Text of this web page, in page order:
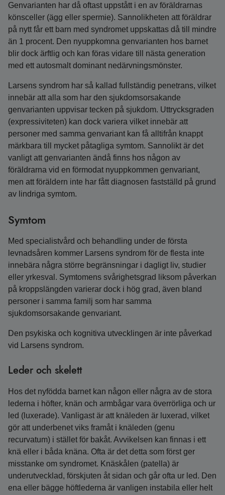
Genvarianten har då oftast uppstått i en av föräldrarnas
könsceller (ägg eller spermie). Sannolikheten att föräldrar
på nytt får ett barn med syndromet uppskattas då till mindre
än 1 procent. Den nyuppkomna genvarianten hos barnet
blir dock ärftlig och kan föras vidare till nästa generation
med ett autosmalt dominant nedärvningsmönster.
Larsens syndrom har så kallad fullständig penetrans, vilket
innebär att alla som har den sjukdomsorsakande
genvarianten uppvisar tecken på sjukdom. Uttrycksgraden
(expressiviteten) kan dock variera vilket innebär att
personer med samma genvariant kan få alltifrån knappt
märkbara till mycket påtagliga symtom. Sannolikt är det
vanligt att genvarianten ändå finns hos någon av
föräldrarna vid en förmodat nyuppkommen genvariant,
men att föräldern inte har fått diagnosen fastställd på grund
av lindriga symtom.
Symtom
Med specialistvård och behandling under de första
levnadsåren kommer Larsens syndrom för de flesta inte
innebära några större begränsningar i dagligt liv, studier
eller yrkesval. Symtomens svårighetsgrad liksom påverkan
på kroppslängden varierar dock i hög grad, även bland
personer i samma familj som har samma
sjukdomsorsakande genvariant.
Den psykiska och kognitiva utvecklingen är inte påverkad
vid Larsens syndrom.
Leder och skelett
Hos det nyfödda barnet kan någon eller några av de stora
lederna i höfter, knän och armbågar vara överrörliga och ur
led (luxerade). Vanligast är att knäleden är luxerad, vilket
gör att underbenet viks framåt i knäleden (genu
recurvatum) i stället för bakåt. Avvikelsen kan finnas i ett
knä eller i båda knäna. Ofta är det detta som först ger
misstanke om syndromet. Knäskålen (patella) är
underutvecklad, förskjuten åt sidan och går ofta ur led. Den
ena eller bägge höftlederna är vanligen instabila eller helt